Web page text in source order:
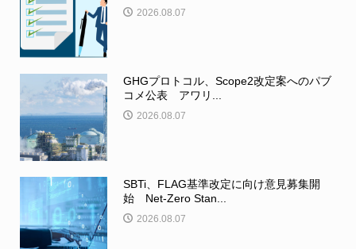
2026.08.07
GHGプロトコル、Scope2改定案へのパブ
コメ公表 アワリ...
2026.08.07
SBTi、FLAG基準改定に向け意見募集開
始 Net-Zero Stan...
2026.08.07